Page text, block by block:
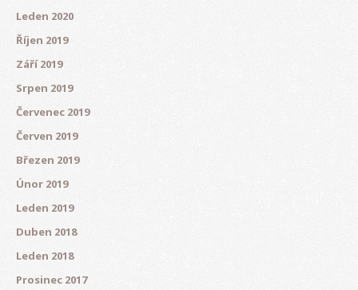
Leden 2020
Říjen 2019
Září 2019
Srpen 2019
Červenec 2019
Červen 2019
Březen 2019
Únor 2019
Leden 2019
Duben 2018
Leden 2018
Prosinec 2017